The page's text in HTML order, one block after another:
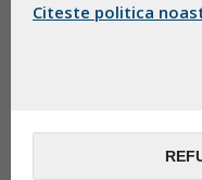
profesioniștii
Participarea la
Citeste politica